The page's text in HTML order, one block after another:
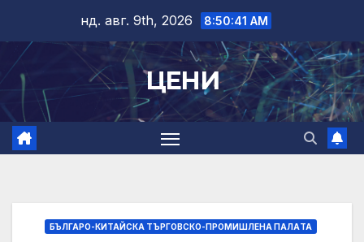
content
нд. авг. 9th, 2026 8:50:42 AM
ЦЕНИ
БЪЛГАРО-КИТАЙСКА ТЪРГОВСКО-ПРОМИШЛЕНА ПАЛAТА